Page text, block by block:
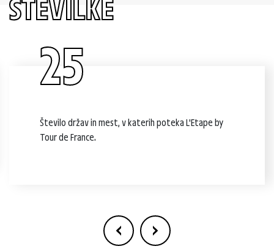
ŠTEVILKE
25
Število držav in mest, v katerih poteka L'Etape by
Tour de France.